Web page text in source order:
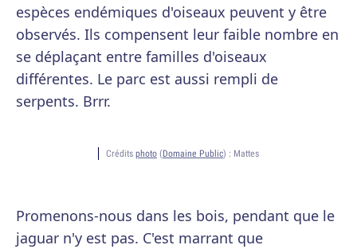
espèces endémiques d'oiseaux peuvent y être
observés. Ils compensent leur faible nombre en
se déplaçant entre familles d'oiseaux
différentes. Le parc est aussi rempli de
serpents. Brrr.
Crédits photo (Domaine Public) : Mattes
Promenons-nous dans les bois, pendant que le
jaguar n'y est pas. C'est marrant que